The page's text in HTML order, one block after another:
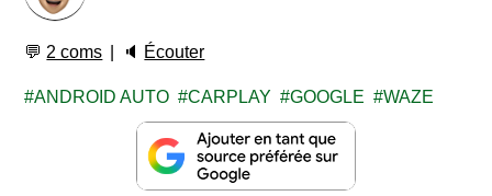
💬 2 coms 🔈 Écouter
ANDROID AUTO CARPLAY GOOGLE WAZE